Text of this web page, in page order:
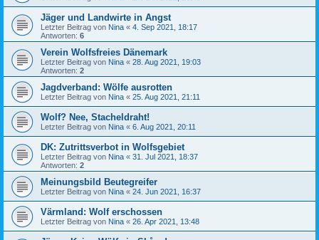
Jäger und Landwirte in Angst
Letzter Beitrag von Nina « 4. Sep 2021, 18:17
Antworten: 6
Verein Wolfsfreies Dänemark
Letzter Beitrag von Nina « 28. Aug 2021, 19:03
Antworten: 2
Jagdverband: Wölfe ausrotten
Letzter Beitrag von Nina « 25. Aug 2021, 21:11
Wolf? Nee, Stacheldraht!
Letzter Beitrag von Nina « 6. Aug 2021, 20:11
DK: Zutrittsverbot in Wolfsgebiet
Letzter Beitrag von Nina « 31. Jul 2021, 18:37
Antworten: 2
Meinungsbild Beutegreifer
Letzter Beitrag von Nina « 24. Jun 2021, 16:37
Värmland: Wolf erschossen
Letzter Beitrag von Nina « 26. Apr 2021, 13:48